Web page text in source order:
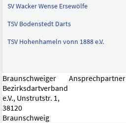
SV Wacker Wense Ersewölfe
TSV Bodenstedt Darts
TSV Hohenhameln vonn 1888 e.V.
Braunschweiger
Bezirksdartverband
e.V., Unstrutstr. 1,
38120
Braunschweig
Ansprechpartner